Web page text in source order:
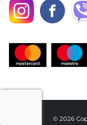
© 2026